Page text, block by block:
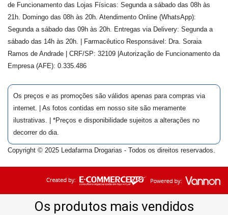
de Funcionamento das Lojas Físicas: Segunda a sábado das 08h às
21h. Domingo das 08h às 20h. Atendimento Online (WhatsApp):
Segunda a sábado das 09h às 20h. Entregas via Delivery: Segunda a
sábado das 14h às 20h. | Farmacêutico Responsável: Dra. Soraia
Ramos de Andrade
| CRF/SP: 32109 |Autorização de Funcionamento da
Empresa (AFE): 0.335.486
Os preços e as promoções são válidos apenas para compras via
internet. | As fotos contidas em nosso site são meramente
ilustrativas. | *Preços e disponibilidade sujeitos a alterações no
decorrer do dia.
Copyright © 2025 Ledafarma Drogarias - Todos os direitos reservados.